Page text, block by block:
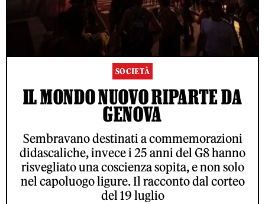
SOCIETÀ
IL MONDO NUOVO RIPARTE DA
GENOVA
Sembravano destinati a commemorazioni
didascaliche, invece i 25 anni del G8 hanno
risvegliato una coscienza sopita, e non solo
nel capoluogo ligure. Il racconto dal corteo
del 19 luglio